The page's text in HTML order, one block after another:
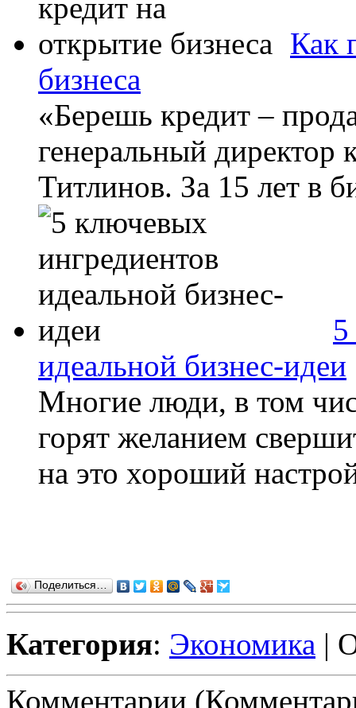
Как
бизнеса
«Берешь кредит –
генеральный
Титлинов. За 15 лет в
идеальной бизнес-идеи
Многие люди, в том
горят желанием
на это хороший
Поделиться…
Категория: Экономика |
Комментарии